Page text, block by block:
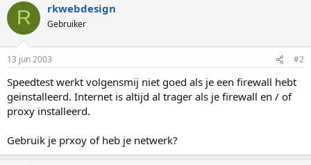
R rkwebdesign
Gebruiker
13 jun 2003 #2
Speedtest werkt volgensmij niet goed als je een firewall hebt
geinstalleerd. Internet is altijd al trager als je firewall en / of
proxy installeerd.
Gebruik je prxoy of heb je netwerk?